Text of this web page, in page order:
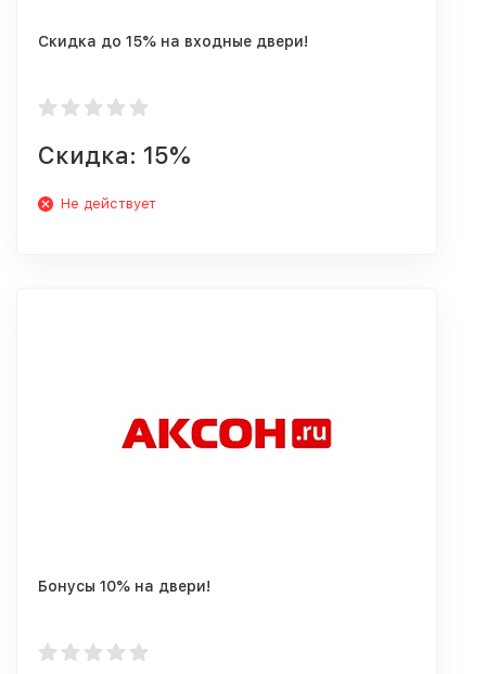
Скидка до 15% на входные двери!
Скидка: 15%
Не действует
Бонусы 10% на двери!